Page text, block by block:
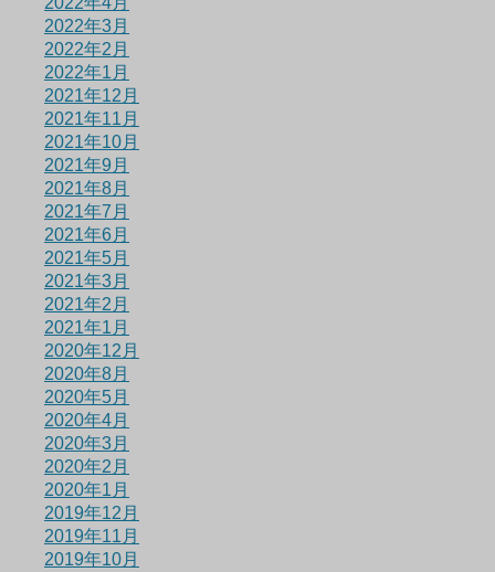
2022年3月
2022年2月
2022年1月
2021年12月
2021年11月
2021年10月
2021年9月
2021年8月
2021年7月
2021年6月
2021年5月
2021年3月
2021年2月
2021年1月
2020年12月
2020年8月
2020年5月
2020年4月
2020年3月
2020年2月
2020年1月
2019年12月
2019年11月
2019年10月